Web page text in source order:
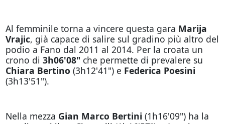
Al femminile torna a vincere questa gara Marija
Vrajic, già capace di salire sul gradino più altro del
podio a Fano dal 2011 al 2014. Per la croata un
crono di 3h06'08" che permette di prevalere su
Chiara Bertino (3h12'41") e Federica Poesini
(3h13'51").
Nella mezza Gian Marco Bertini (1h16'09") ha la